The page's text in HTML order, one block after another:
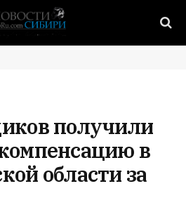
получили
в
области за